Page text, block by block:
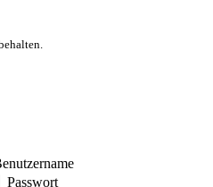
Passwort